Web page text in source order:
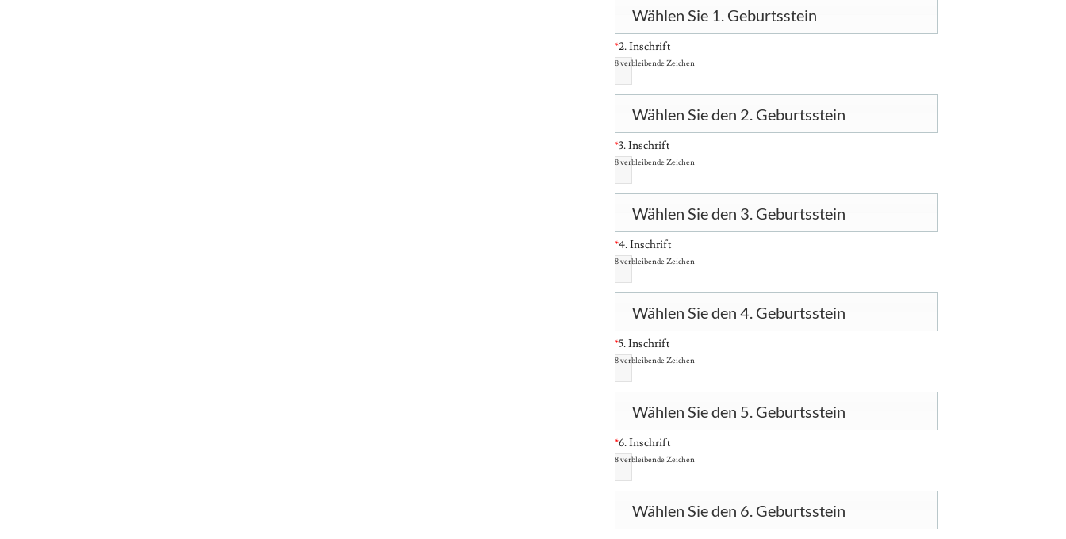
Wählen Sie 1. Geburtsstein
*2. Inschrift
8verbleibende Zeichen
Wählen Sie den 2. Geburtsstein
*3. Inschrift
8verbleibende Zeichen
Wählen Sie den 3. Geburtsstein
*4. Inschrift
8verbleibende Zeichen
Wählen Sie den 4. Geburtsstein
*5. Inschrift
8verbleibende Zeichen
Wählen Sie den 5. Geburtsstein
*6. Inschrift
8verbleibende Zeichen
Wählen Sie den 6. Geburtsstein